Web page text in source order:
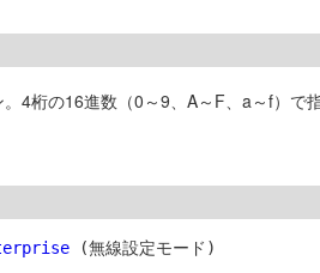
4桁の16進数（0～9、A～F、a～f）
(無線設定モード)